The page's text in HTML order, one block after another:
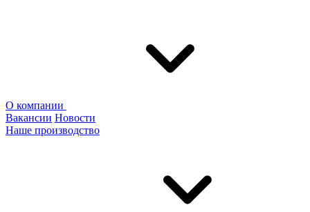
О компании
Вакансии Новости
Наше производство